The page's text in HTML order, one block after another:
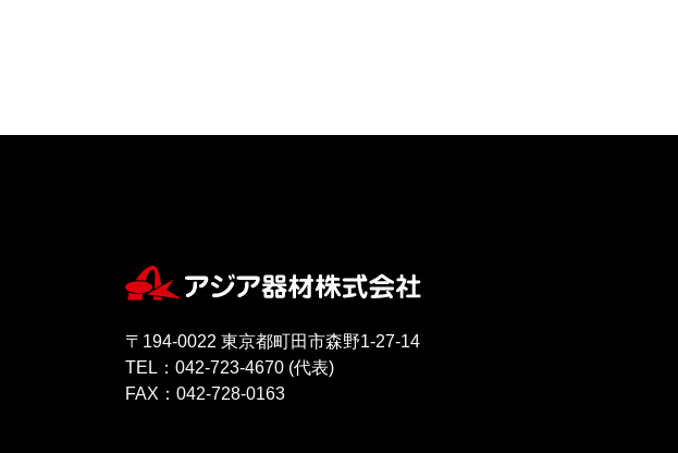
〒194-0022 東京都町田市森野1-27-14
TEL：042-723-4670 (代表)
FAX：042-728-0163